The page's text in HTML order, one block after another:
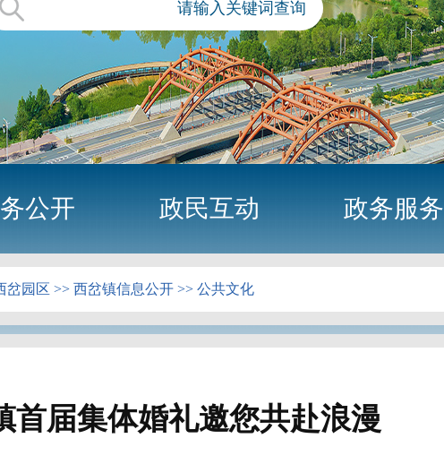
公开 政民互动 政务服务
岔园区 >> 西岔镇信息公开 >> 公共文化
首届集体婚礼邀您共赴浪漫